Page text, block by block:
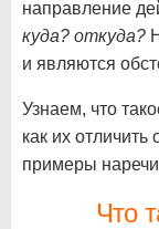
направление
куда? откуда?
и являются
Узнаем, что
как их
примеры
Что